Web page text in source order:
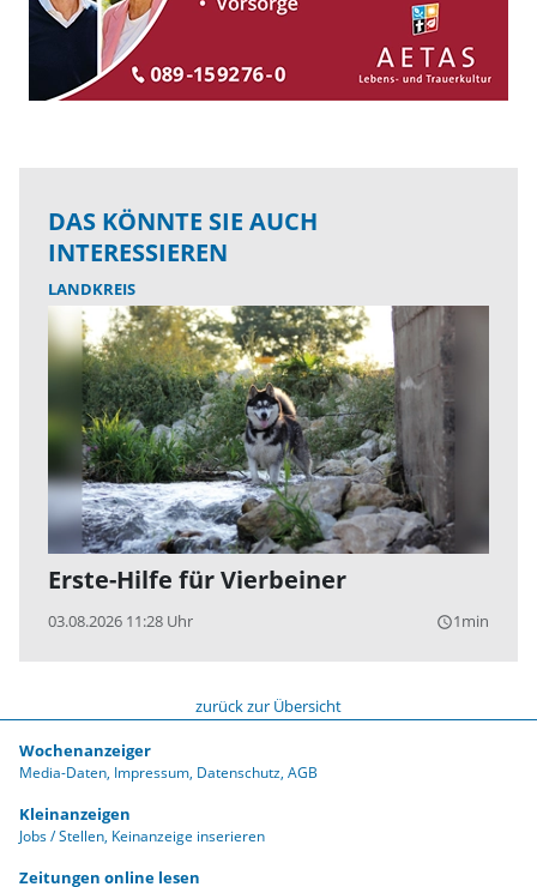
DAS KÖNNTE SIE AUCH
INTERESSIEREN
LANDKREIS
Erste-Hilfe für Vierbeiner
03.08.2026 11:28 Uhr query_builder1min
zurück zur Übersicht
Wochenanzeiger
Media-Daten Impressum Datenschutz AGB
Kleinanzeigen
Jobs / Stellen Keinanzeige inserieren
Zeitungen online lesen